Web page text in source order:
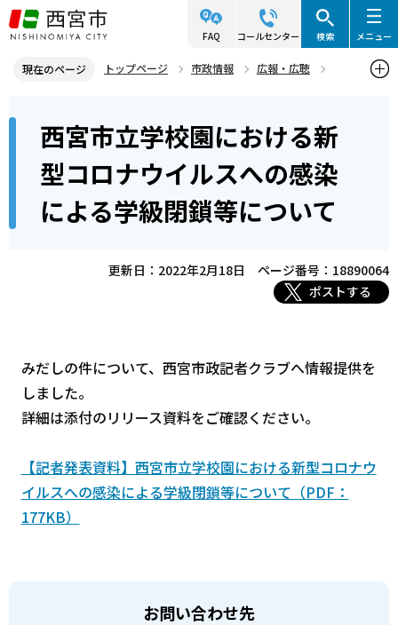
こ
の
ジ
す
FAQ コールセンター 検索 メニュー
現在のページ トップページ 市政情報
広報・広聴
西宮市立学校園における新型コロナウイルスへの感染による学級閉鎖
等について
ら
西宮市立学校園における新
型コロナウイルスへの感染
による学級閉鎖等について
更新日：2022年2月18日
ページ番号：18890064
ポストする
みだしの件について、西宮市政記者クラブへ情報提供を
しました。
詳細は添付のリリース資料をご確認ください。
【記者発表資料】西宮市立学校園における新型コロナウ
イルスへの感染による学級閉鎖等について（PDF：
177KB）
お問い合わせ先